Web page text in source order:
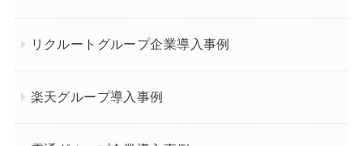
リクルートグループ企業導入事例
楽天グループ導入事例